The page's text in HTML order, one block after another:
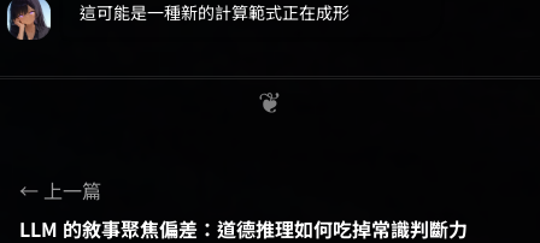
這可能是一種新的計算範式正在成形
上一篇
LLM 的敘事聚焦偏差：道德推理如何吃掉常識判斷力